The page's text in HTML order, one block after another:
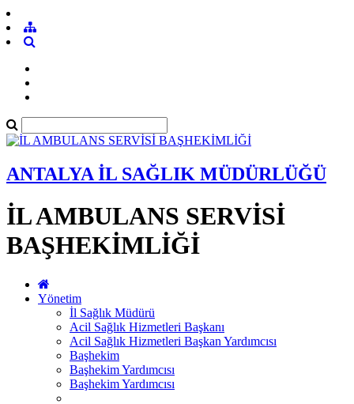
ANTALYA İL SAĞLIK MÜDÜRLÜĞÜ
İL AMBULANS SERVİSİ
BAŞHEKİMLİĞİ
Yönetim
İl Sağlık Müdürü
Acil Sağlık Hizmetleri Başkanı
Acil Sağlık Hizmetleri Başkan Yardımcısı
Başhekim
Başhekim Yardımcısı
Başhekim Yardımcısı